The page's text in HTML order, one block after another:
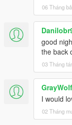
06 Tháng
good
the back
03 Tháng
I would
02 Tháng